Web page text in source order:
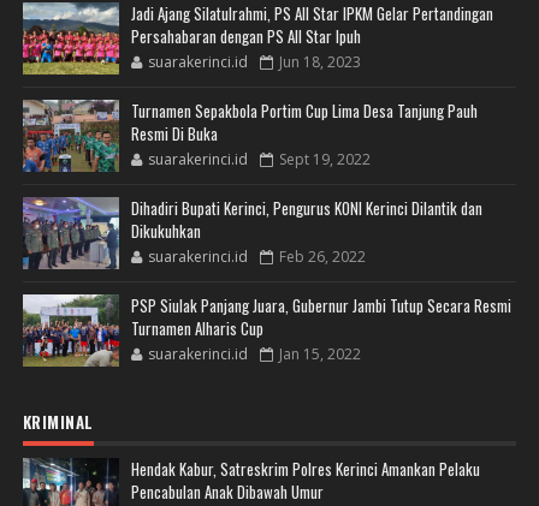
Jadi Ajang Silatulrahmi, PS All Star IPKM Gelar Pertandingan
Persahabaran dengan PS All Star Ipuh
suarakerinci.id Jun 18, 2023
Turnamen Sepakbola Portim Cup Lima Desa Tanjung Pauh
Resmi Di Buka
suarakerinci.id Sept 19, 2022
Dihadiri Bupati Kerinci, Pengurus KONI Kerinci Dilantik dan
Dikukuhkan
suarakerinci.id Feb 26, 2022
PSP Siulak Panjang Juara, Gubernur Jambi Tutup Secara Resmi
Turnamen Alharis Cup
suarakerinci.id Jan 15, 2022
KRIMINAL
Hendak Kabur, Satreskrim Polres Kerinci Amankan Pelaku
Pencabulan Anak Dibawah Umur